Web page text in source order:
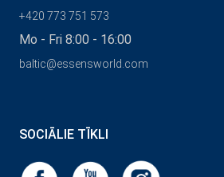
+420 773 751 573
Mo - Fri 8:00 - 16:00
baltic@essensworld.com
SOCIĀLIE TĪKLI